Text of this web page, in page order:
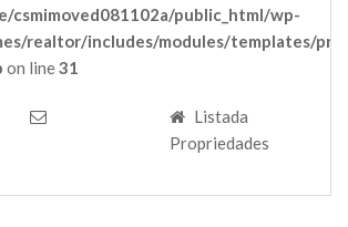
csmimoved081102a/public_html/wp-
realtor/includes/modules/templates/
on line31
Listada
Propriedades